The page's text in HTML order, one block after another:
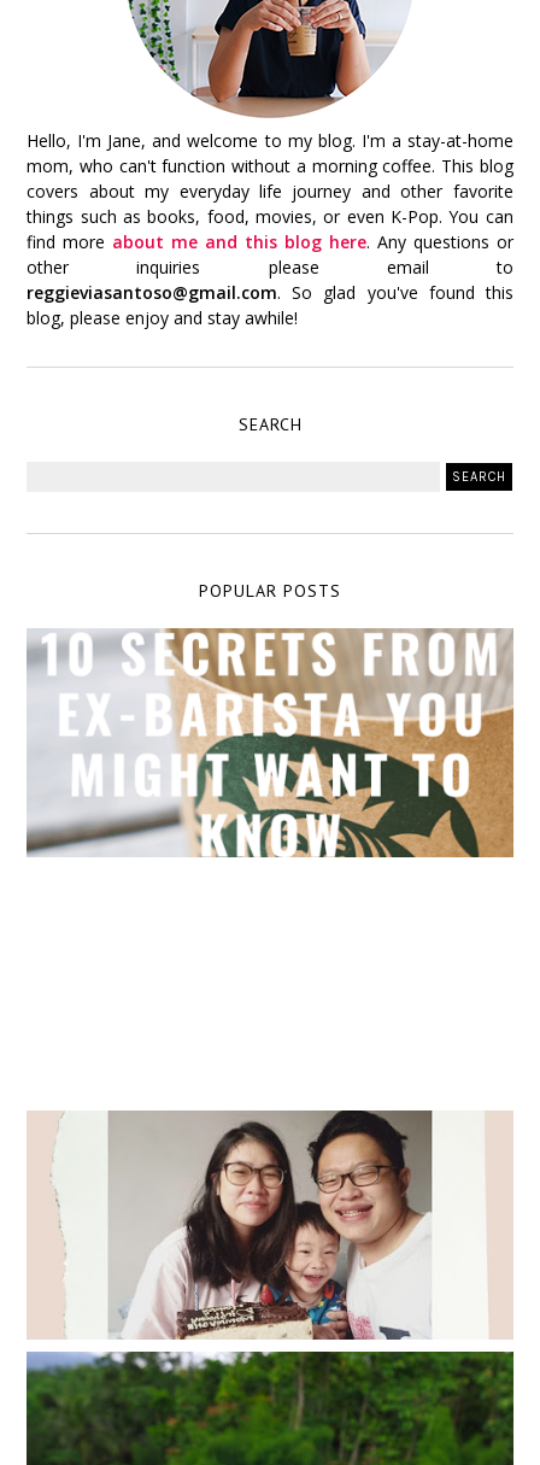
Hello, I'm Jane, and welcome to my blog. I'm a stay-at-home
mom, who can't function without a morning coffee. This blog
covers about my everyday life journey and other favorite
things such as books, food, movies, or even K-Pop. You can
find more about me and this blog here. Any questions or
other inquiries please email to
reggieviasantoso@gmail.com. So glad you've found this
blog, please enjoy and stay awhile!
SEARCH
POPULAR POSTS